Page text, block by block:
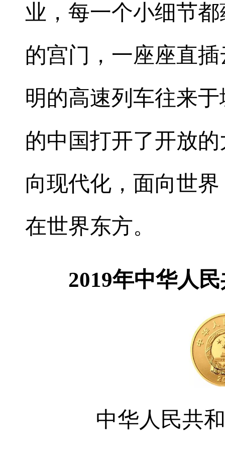
业，每一个小细节
的宫门，一座座直
明的高速列车往来
的中国打开了开放
向现代化，面向世
在世界东方。
2019年中华人民
中华人民共